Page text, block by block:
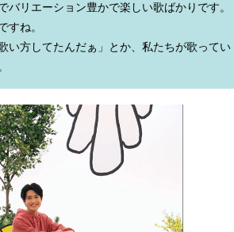
リエーション豊かで楽しい歌ばかりです。
すね。
い方してたんだぁ」とか、私たちが歌ってい